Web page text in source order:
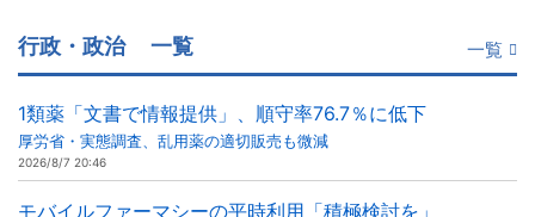
行政・政治 一覧 一覧
1類薬「文書で情報提供」、順守率76.7％に低下
厚労省・実態調査、乱用薬の適切販売も微減
2026/8/7 20:46
モバイルファーマシーの平時利用「積極検討を」